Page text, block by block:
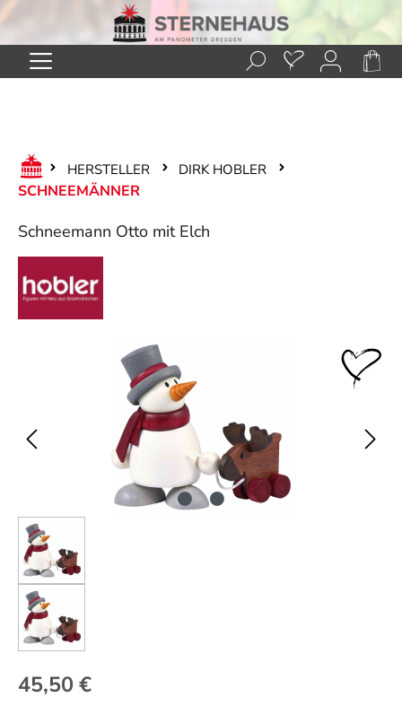
Zum Hauptinhalt springen
HERSTELLER DIRK HOBLER
SCHNEEMÄNNER
Schneemann Otto mit Elch
Bildergalerie überspringen
Regulärer Preis:
45,50 €